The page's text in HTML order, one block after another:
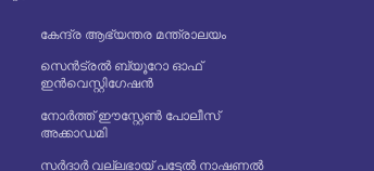
കേന്ദ്ര ആഭ്യന്തര മന്ത്രാലയം
സെൻട്രൽ ബ്യൂറോ ഓഫ്
ഇൻവെസ്റ്റിഗേഷൻ
നോർത്ത് ഈസ്റ്റേൺ പോലീസ്
അക്കാഡമി
സർദാർ വല്ലഭായ് പട്ടേൽ നാഷണൽ